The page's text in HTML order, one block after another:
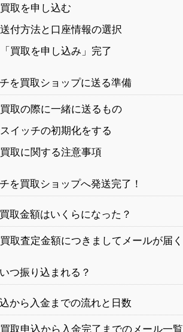
買取を申し込む
送付方法と口座情報の選択
「買取を申し込み」完了
を買取ショップに送る準備
買取の際に一緒に送るもの
スイッチの初期化をする
買取に関する注意事項
を買取ショップへ発送完了！
取金額はいくらになった？
買取査定金額につきましてメールが届く
つ振り込まれる？
から入金までの流れと日数
買取申込から入金完了までのメール一覧